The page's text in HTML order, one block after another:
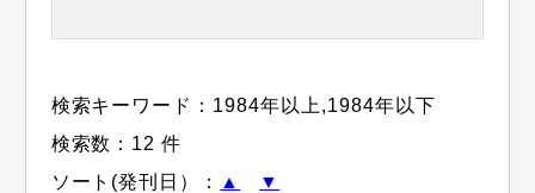
検索キーワード： 1984年以上 ,1984年以下
検索数：12 件
ソート(発刊日）：
▲ ▼